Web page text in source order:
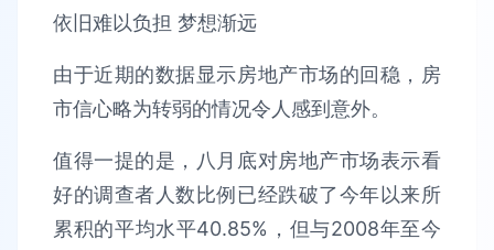
由于近期的数据显示房地产市场的回稳，房
市信心略为转弱的情况令人感到意外。
值得一提的是，八月底对房地产市场表示看
好的调查者人数比例已经跌破了今年以来所
累积的平均水平40.85%，但与2008年至今